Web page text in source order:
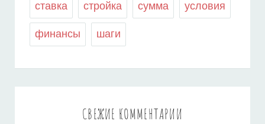
ставка стройка сумма условия
финансы шаги
СВЕЖИЕ КОММЕНТАРИИ